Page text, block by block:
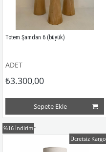
Totem Şamdan 6 (büyük)
ADET
₺3.300,00
Sepete Ekle
Lambader
%16 İndirim
Ücretsiz Kargo